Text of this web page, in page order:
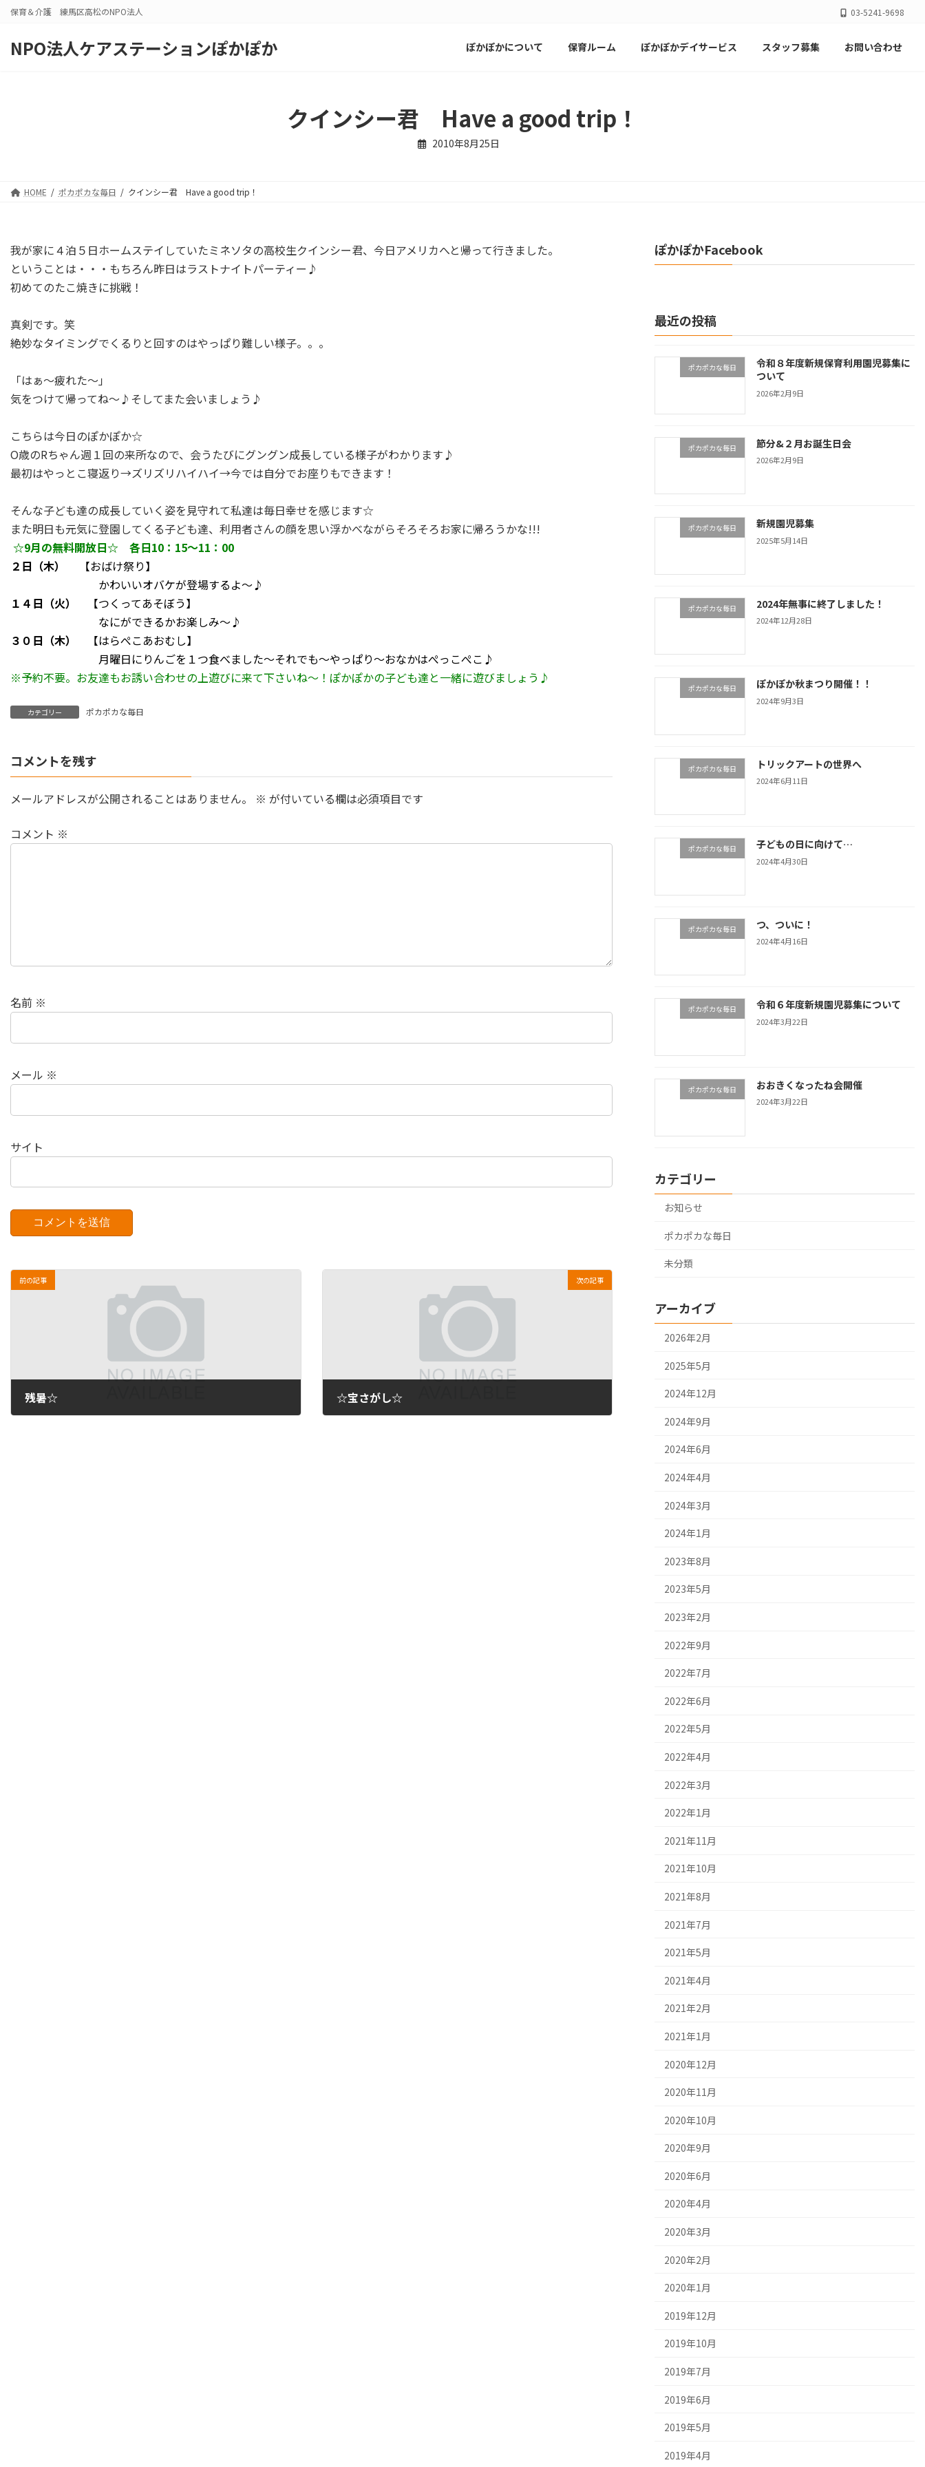
保育＆介護 練馬区高松のNPO法人 03-5241-9698
NPO法人ケアステーションぽかぽか ぽかぽかについて 保育ルーム ぽかぽかデイサービス スタッフ募集 お問い合わせ
クインシー君 Have a good trip！
2010年8月25日
HOME ポカポカな毎日 クインシー君 Have a good trip！
我が家に４泊５日ホームステイしていたミネソタの高校生クインシー君、今日アメリカへと帰って行きました。
ということは・・・もちろん昨日はラストナイトパーティー♪
初めてのたこ焼きに挑戦！
真剣です。笑
絶妙なタイミングでくるりと回すのはやっぱり難しい様子。。。
「はぁ～疲れた～」
気をつけて帰ってね～♪そしてまた会いましょう♪
こちらは今日のぽかぽか☆
O歳のRちゃん週１回の来所なので、会うたびにグングン成長している様子がわかります♪
最初はやっとこ寝返り→ズリズリハイハイ→今では自分でお座りもできます！
そんな子ども達の成長していく姿を見守れて私達は毎日幸せを感じます☆
また明日も元気に登園してくる子ども達、利用者さんの顔を思い浮かべながらそろそろお家に帰ろうかな!!!
☆9月の無料開放日☆ 各日10：15～11：00
２日（木）
【おばけ祭り】
かわいいオバケが登場するよ～♪
１４日（火）
【つくってあそぼう】
なにができるかお楽しみ～♪
３０日（木）
【はらぺこあおむし】
月曜日にりんごを１つ食べました～それでも～やっぱり～おなかはぺっこぺこ♪
※予約不要。お友達もお誘い合わせの上遊びに来て下さいね～！ぽかぽかの子ども達と一緒に遊びましょう♪
カテゴリー ポカポカな毎日
コメントを残す
メールアドレスが公開されることはありません。 ※ が付いている欄は必須項目です
コメント ※
名前 ※
メール ※
サイト
前の記事
残暑☆
次の記事
☆宝さがし☆
ぽかぽかFacebook
最近の投稿
ポカポカな毎日
令和８年度新規保育利用園児募集に
ついて
2026年2月9日
ポカポカな毎日 節分&２月お誕生日会
2026年2月9日
ポカポカな毎日 新規園児募集
2025年5月14日
ポカポカな毎日 2024年無事に終了しました！
2024年12月28日
ポカポカな毎日 ぽかぽか秋まつり開催！！
2024年9月3日
ポカポカな毎日 トリックアートの世界へ
2024年6月11日
ポカポカな毎日 子どもの日に向けて…
2024年4月30日
ポカポカな毎日 つ、ついに！
2024年4月16日
ポカポカな毎日 令和６年度新規園児募集について
2024年3月22日
ポカポカな毎日 おおきくなったね会開催
2024年3月22日
カテゴリー
お知らせ
ポカポカな毎日
未分類
アーカイブ
2026年2月
2025年5月
2024年12月
2024年9月
2024年6月
2024年4月
2024年3月
2024年1月
2023年8月
2023年5月
2023年2月
2022年9月
2022年7月
2022年6月
2022年5月
2022年4月
2022年3月
2022年1月
2021年11月
2021年10月
2021年8月
2021年7月
2021年5月
2021年4月
2021年2月
2021年1月
2020年12月
2020年11月
2020年10月
2020年9月
2020年6月
2020年4月
2020年3月
2020年2月
2020年1月
2019年12月
2019年10月
2019年7月
2019年6月
2019年5月
2019年4月